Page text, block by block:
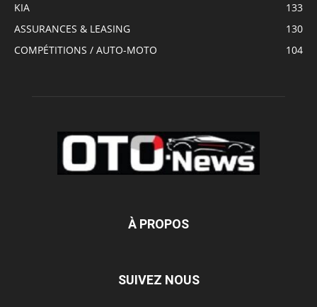
KIA
133
ASSURANCES & LEASING
130
COMPÉTITIONS / AUTO-MOTO
104
À PROPOS
SUIVEZ NOUS